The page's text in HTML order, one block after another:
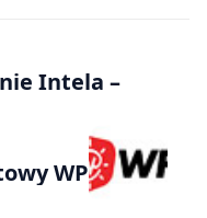
Intela –
WP